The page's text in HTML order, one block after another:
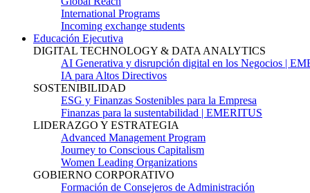
International Programs
Incoming exchange students
Educación Ejecutiva
DIGITAL TECHNOLOGY & DATA ANALYTICS
AI Generativa y disrupción digital en los Negocios |
IA para Altos Directivos
SOSTENIBILIDAD
ESG y Finanzas Sostenibles para la Empresa
Finanzas para la sustentabilidad | EMERITUS
LIDERAZGO Y ESTRATEGIA
Advanced Management Program
Journey to Conscious Capitalism
Women Leading Organizations
GOBIERNO CORPORATIVO
Formación de Consejeros de Administración